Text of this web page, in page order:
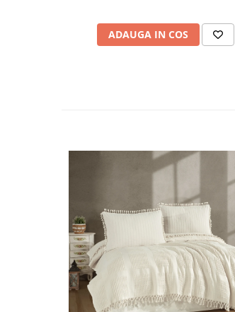
ADAUGA IN COS